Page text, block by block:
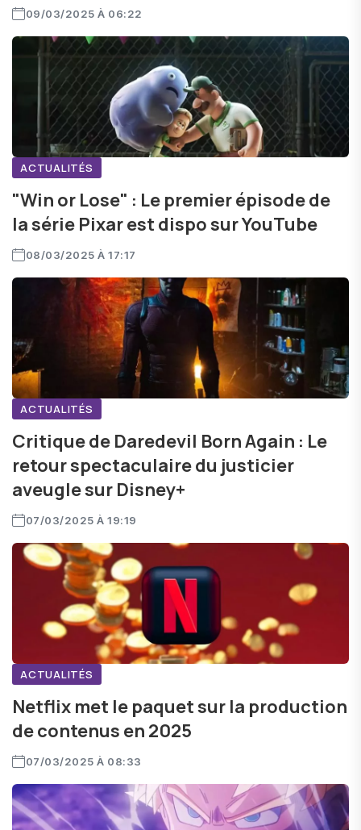
09/03/2025 À 06:22
ACTUALITÉS
"Win or Lose" : Le premier épisode de
la série Pixar est dispo sur YouTube
08/03/2025 À 17:17
ACTUALITÉS
Critique de Daredevil Born Again : Le
retour spectaculaire du justicier
aveugle sur Disney+
07/03/2025 À 19:19
ACTUALITÉS
Netflix met le paquet sur la production
de contenus en 2025
07/03/2025 À 08:33